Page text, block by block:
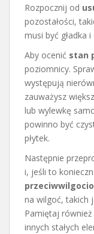
Rozpocznij od
pozostałości,
musi być gładka i
Aby ocenić stan
poziomnicy.
występują
zauważysz
lub wylewkę
powinno być
płytek.
Następnie
i, jeśli to
na wilgoć, takich
Pamiętaj również
innych stałych